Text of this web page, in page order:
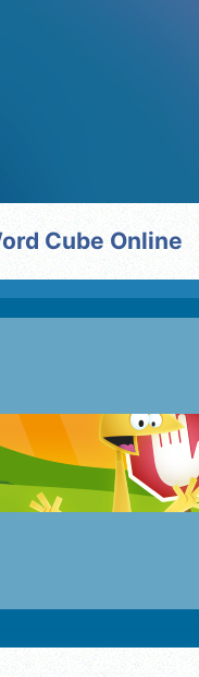
Word Cube Online